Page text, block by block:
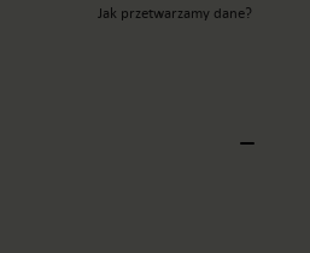
Jak przetwarzamy dane?